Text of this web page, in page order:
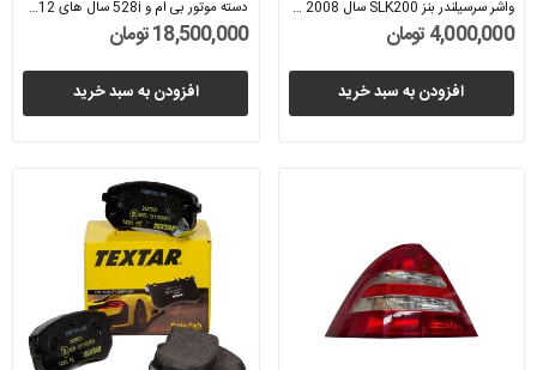
واشر سرسیلندر بنز SLK200 سال 2008 (الرینگ) -...
4,000,000 تومان
افزودن به سبد خرید
دسته موتور بی ام و 528i سال های 2012 تا 2017...
18,500,000 تومان
افزودن به سبد خرید